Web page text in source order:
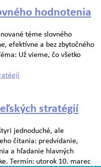
hodnotenia
téme slovného
efektívne a bez zbytočného
Už vieme, čo všetko
stratégií
jednoduché, ale
čítania: predvídanie,
a hľadanie hlavných
Termín: utorok 10. marec